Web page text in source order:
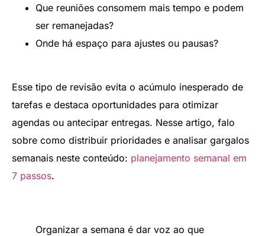
Que reuniões consomem mais tempo e podem
ser remanejadas?
Onde há espaço para ajustes ou pausas?
Esse tipo de revisão evita o acúmulo inesperado de
tarefas e destaca oportunidades para otimizar
agendas ou antecipar entregas. Nesse artigo, falo
sobre como distribuir prioridades e analisar gargalos
semanais neste conteúdo: planejamento semanal em
7 passos.
Organizar a semana é dar voz ao que